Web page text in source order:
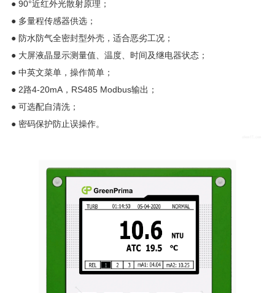
● 90°近红外光散射原理；
● 多量程传感器供选；
● 防水防气全密封型外壳，适合恶劣工况；
● 大屏液晶显示测量值、温度、时间及继电器状态；
● 中英文菜单，操作简单；
● 2路4-20mA，RS485 Modbus输出；
● 可选配自清洗；
● 密码保护防止误操作。